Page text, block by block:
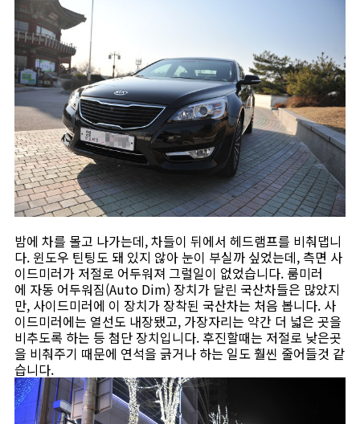
밤에 차를 몰고 나가는데, 차들이 뒤에서 헤드램프를 비춰댑니
다. 윈도우 틴팅도 돼 있지 않아 눈이 부실까 싶었는데, 측면 사
이드미러가 저절로 어두워져 그럴일이 없었습니다. 룸미러
에 자동 어두워짐(Auto Dim) 장치가 달린 국산차들은 많았지
만, 사이드미러에 이 장치가 장착된 국산차는 처음 봅니다. 사
이드미러에는 열선도 내장됐고, 가장자리는 약간 더 넓은 곳을
비추도록 하는 등 첨단 장치입니다. 후진할때는 저절로 낮은곳
을 비춰주기 때문에 연석을 긁거나 하는 일도 훨씬 줄어들것 같
습니다.